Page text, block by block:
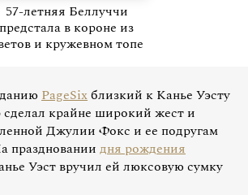
57-летняя Беллуччи
предстала в короне из
и кружевном топе
PageSixблизкий к Канье Уэсту
сделал крайне широкий жест и
Джулии Фокс и ее подругам
праздновании дня рождения
Уэст вручил ей люксовую сумку